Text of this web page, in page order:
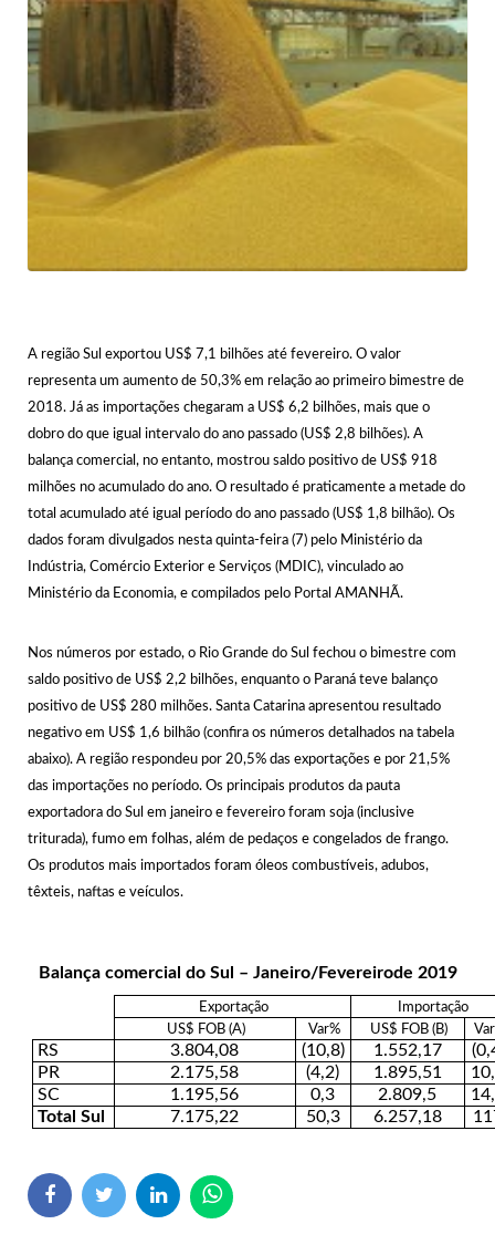
A região Sul exportou US$ 7,1 bilhões até fevereiro. O valor
representa um aumento de 50,3% em relação ao primeiro bimestre de
2018. Já as importações chegaram a US$ 6,2 bilhões, mais que o
dobro do que igual intervalo do ano passado (US$ 2,8 bilhões). A
balança comercial, no entanto, mostrou saldo positivo de US$ 918
milhões no acumulado do ano. O resultado é praticamente a metade do
total acumulado até igual período do ano passado (US$ 1,8 bilhão). Os
dados foram divulgados nesta quinta-feira (7) pelo Ministério da
Indústria, Comércio Exterior e Serviços (MDIC), vinculado ao
Ministério da Economia, e compilados pelo Portal AMANHÃ.
Nos números por estado, o Rio Grande do Sul fechou o bimestre com
saldo positivo de US$ 2,2 bilhões, enquanto o Paraná teve balanço
positivo de US$ 280 milhões. Santa Catarina apresentou resultado
negativo em US$ 1,6 bilhão (confira os números detalhados na tabela
abaixo). A região respondeu por 20,5% das exportações e por 21,5%
das importações no período. Os principais produtos da pauta
exportadora do Sul em janeiro e fevereiro foram soja (inclusive
triturada), fumo em folhas, além de pedaços e congelados de frango.
Os produtos mais importados foram óleos combustíveis, adubos,
têxteis, naftas e veículos.
Balança comercial do Sul – Janeiro/Fevereirode 2019
Exportação
Importação
US$ FOB (A)
Var% US$ FOB (B)
RS 3.804,08 (10,8) 1.552,17
PR
2.175,58 (4,2) 1.895,51
SC
1.195,56 0,3 2.809,5
Total Sul
7.175,22 50,3 6.257,18